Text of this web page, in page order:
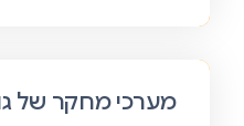
מערכי מחקר של